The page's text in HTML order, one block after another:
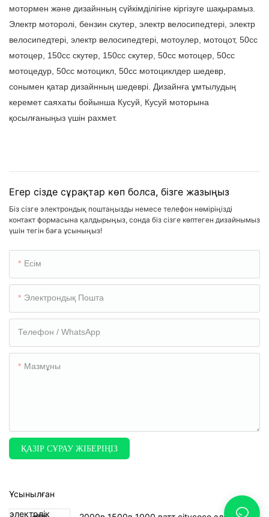
мотормен және дизайнның сүйкімділігіне кіргізуге шақырамыз.
Электр моторолі, бензин скутер, электр велосипедтері, электр
велосипедтері, электр велосипедтері, мотоулер, мотоцот, 50cc
мотоцер, 150cc скутер, 150cc скутер, 50cc мотоцер, 50cc
мотоцедур, 50cc мотоцикл, 50cc мотоциклдер шедевр,
сонымен қатар дизайнның шедеврі. Дизайнға ұмтылудың
керемет саяхаты бойынша Кусуй, Кусуй моторына
қосылғаныңыз үшін рахмет.
Егер сізде сұрақтар көп болса, бізге жазыңыз
Біз сізге электрондық поштаңызды немесе телефон нөміріңізді
контакт формасына қалдырыңыз, сонда біз сізге көптеген дизайнымыз
үшін тегін баға ұсыныңыз!
Есім
Электрондық Пошта
Телефон / WhatsApp
Мазмұны
ҚАЗІР СҰРАУ ЖІБЕРІҢІЗ
Ұсынылған